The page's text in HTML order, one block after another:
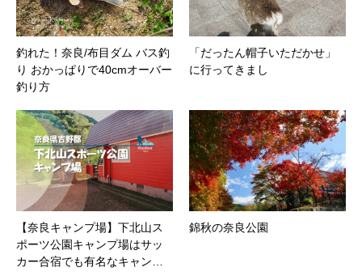
釣れた！奈良/布目ダム バス釣
り おかっぱりで40cmオーバー
釣り方
「だったん帽子いただかせ」
に行ってきまし
【奈良キャンプ場】下北山ス
ポーツ公園キャンプ場はサッ
カー合宿でも有名なキャン…
錦秋の奈良公園